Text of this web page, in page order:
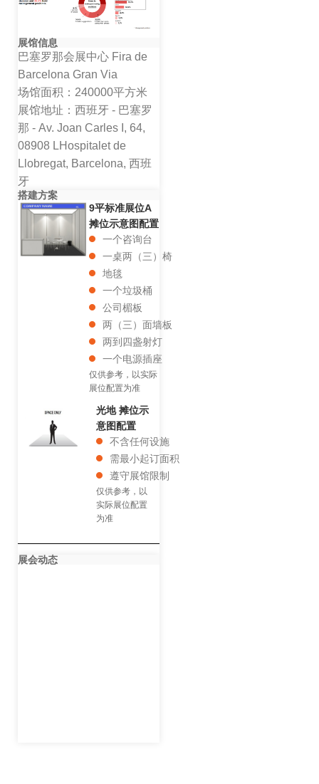
展馆信息
巴塞罗那会展中心 Fira de
Barcelona Gran Via
场馆面积：240000平方米
展馆地址：西班牙 - 巴塞罗
那 - Av. Joan Carles I, 64,
08908 LHospitalet de
Llobregat, Barcelona, 西班
牙
搭建方案
9平标准展位A
摊位示意图配置
一个咨询台
一桌两（三）椅
地毯
一个垃圾桶
公司楣板
两（三）面墙板
两到四盏射灯
一个电源插座
仅供参考，以实际
展位配置为准
光地 摊位示
意图配置
不含任何设施
需最小起订面积
遵守展馆限制
仅供参考，以
实际展位配置
为准
展会动态